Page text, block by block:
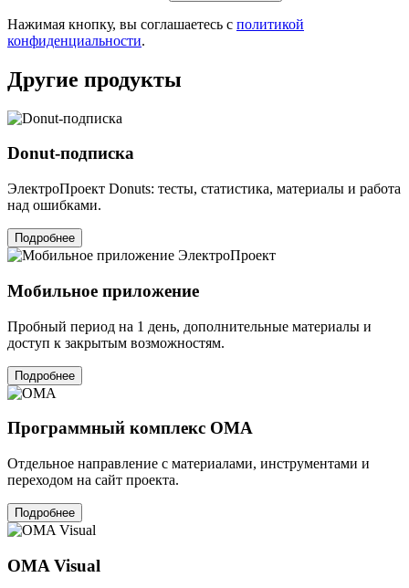
Нажимая кнопку, вы соглашаетесь с политикой
конфиденциальности.
Другие продукты
Donut-подписка
ЭлектроПроект Donuts: тесты, статистика, материалы и работа
над ошибками.
Подробнее
Мобильное приложение
Пробный период на 1 день, дополнительные материалы и
доступ к закрытым возможностям.
Подробнее
Программный комплекс OMA
Отдельное направление с материалами, инструментами и
переходом на сайт проекта.
Подробнее
OMA Visual